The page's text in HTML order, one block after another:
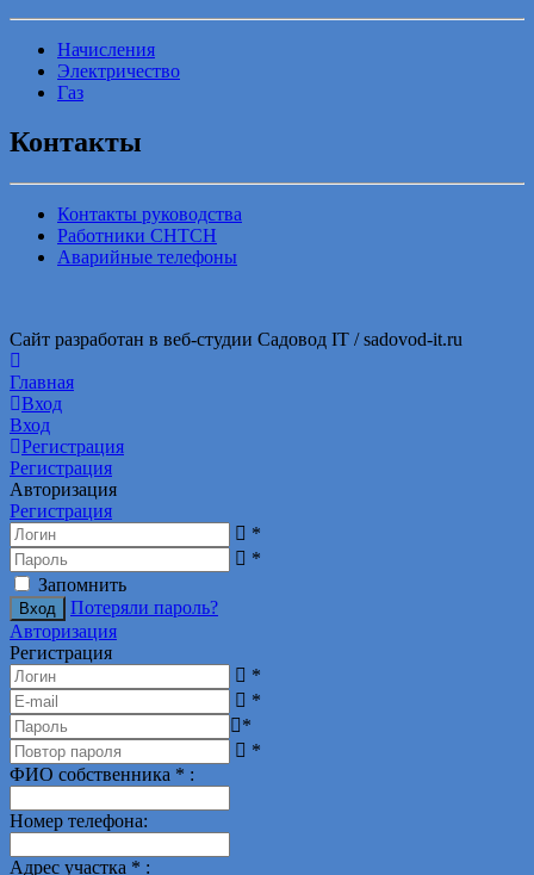
Начисления
Электричество
Газ
Контакты
Контакты руководства
Работники СНТСН
Аварийные телефоны
Сайт разработан в веб-студии Садовод IT / sadovod-it.ru
Главная
Вход
Вход
Регистрация
Регистрация
Авторизация
Регистрация
*
*
Запомнить
Потеряли пароль?
Авторизация
Регистрация
*
*
*
*
ФИО собственника * :
Номер телефона:
Адрес участка * :